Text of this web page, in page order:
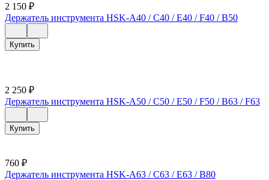
2 150 ₽
Держатель инструмента HSK-A40 / C40 / E40 / F40 / B50
Купить
2 250 ₽
Держатель инструмента HSK-A50 / C50 / E50 / F50 / B63 / F63
Купить
760 ₽
Держатель инструмента HSK-A63 / C63 / E63 / B80